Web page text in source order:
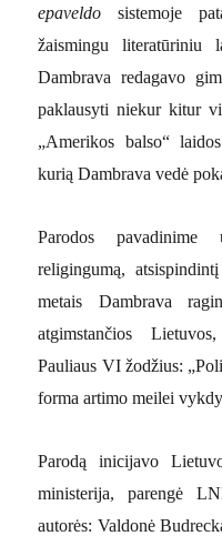
epaveldo sistemoje
žaismingu literatūriniu
Dambrava redagavo
paklausyti niekur kitur
„Amerikos balso“
kurią Dambrava vedė
Parodos pavadinime
religingumą,
metais Dambrava
atgimstančios
Pauliaus VI žodžius:
forma artimo meilei
Parodą inicijavo
ministerija, parengė
autorės: Valdonė